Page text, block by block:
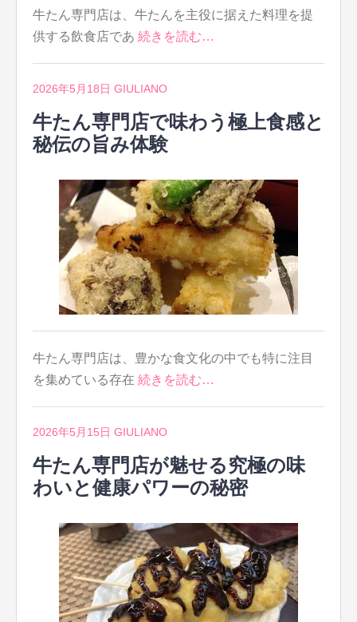
牛たん専門店は、牛たんを主役に据えた料理を提
供する飲食店であ 続きを読む…
2026年5月18日 GIULIANO
牛たん専門店で味わう極上食感と
秘伝の旨み体験
牛たん専門店は、豊かな食文化の中でも特に注目
を集めている存在 続きを読む…
2026年5月15日 GIULIANO
牛たん専門店が魅せる究極の味
わいと健康パワーの秘密